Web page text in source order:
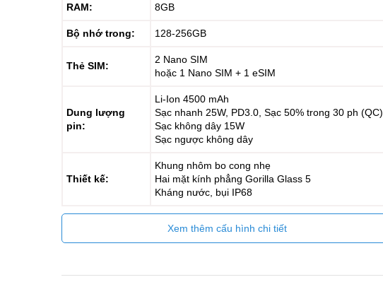
RAM: 8GB
Bộ nhớ trong: 128-256GB
Thẻ SIM:
2 Nano SIM
hoặc 1 Nano SIM + 1 eSIM
Dung lượng
pin:
Li-Ion 4500 mAh
Sạc nhanh 25W, PD3.0, Sạc 50% trong 30 ph (QC)
Sạc không dây 15W
Sạc ngược không dây
Thiết kế:
Khung nhôm bo cong nhẹ
Hai mặt kính phẳng Gorilla Glass 5
Kháng nước, bụi IP68
Xem thêm cấu hình chi tiết